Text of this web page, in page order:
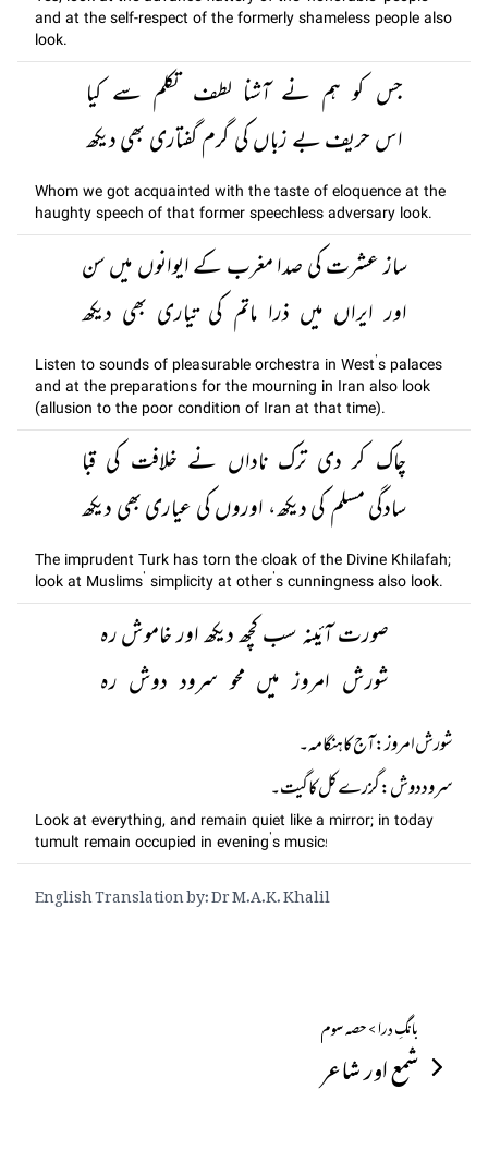
and at the self-respect of the formerly shameless people also
look.
جس کو ہم نے آشنا لطف تکلم سے کیا
اس حریف بے زباں کی گرم گفتاری بھی دیکھ
Whom we got acquainted with the taste of eloquence at the
haughty speech of that former speechless adversary look.
ساز عشرت کی صدا مغرب کے ایوانوں میں سن
اور ایراں میں ذرا ماتم کی تیاری بھی دیکھ
Listen to sounds of pleasurable orchestra in West’s palaces
and at the preparations for the mourning in Iran also look
(allusion to the poor condition of Iran at that time).
چاک کر دی ترک ناداں نے خلافت کی قبا
سادگی مسلم کی دیکھ، اوروں کی عیاری بھی دیکھ
The imprudent Turk has torn the cloak of the Divine Khilafah;
look at Muslims’ simplicity at other’s cunningness also look.
صورت آئینہ سب کچھ دیکھ اور خاموش رہ
شورش امروز میں محو سرود دوش رہ
سرود دوش: گزرے کل کا گیت۔
Look at everything, and remain quiet like a mirror; in today
tumult remain occupied in evening’s music!
English Translation by: Dr M.A.K. Khalil
بانگِ درا > حصہ سوم
شمع اور شاعر